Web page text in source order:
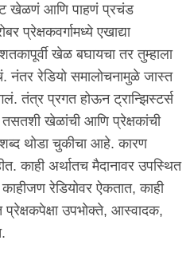
खेळणं आणि पाहणं प्रचंड
प्रेक्षकवर्गामध्ये एखाद्या
खेळ बघायचा तर तुम्हाला
नंतर रेडियो समालोचनामुळे जास्त
तंत्र प्रगत होऊन ट्रान्झिस्टर्स
खेळांची आणि प्रेक्षकांची
थोडा चुकीचा आहे. कारण
काही अर्थातच मैदानावर उपस्थित
रेडियोवर ऐकतात, काही
उपभोक्ते, आस्वादक,